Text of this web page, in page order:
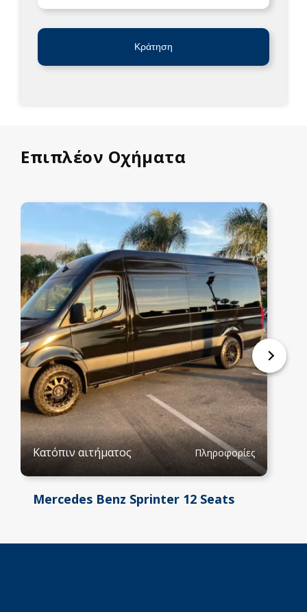
Κράτηση
Επιπλέον Οχήματα
Κατόπιν αιτήματος Πληροφορίες
Mercedes Benz Sprinter 12 Seats